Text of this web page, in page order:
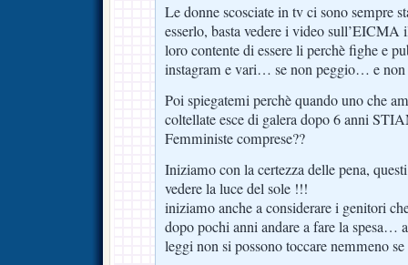
Le donne scosciate in tv ci sono sempre
esserlo, basta vedere i video sull’EICMA
loro contente di essere li perchè fighe e
instagram e vari… se non peggio… e
Poi spiegatemi perchè quando uno che
coltellate esce di galera dopo 6 anni
Femministe comprese??
Iniziamo con la certezza delle pena,
vedere la luce del sole !!!
iniziamo anche a considerare i genitori
dopo pochi anni andare a fare la spesa…
leggi non si possono toccare nemmeno